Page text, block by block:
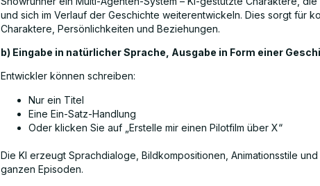
und sich im Verlauf der Geschichte weiterentwickeln. Dies sorgt für
Charaktere, Persönlichkeiten und Beziehungen.
b) Eingabe in natürlicher Sprache, Ausgabe in Form einer
Entwickler können schreiben:
Nur ein Titel
Eine Ein-Satz-Handlung
Oder klicken Sie auf „Erstelle mir einen Pilotfilm über X“
Die KI erzeugt Sprachdialoge, Bildkompositionen, Animationsstile
ganzen Episoden.